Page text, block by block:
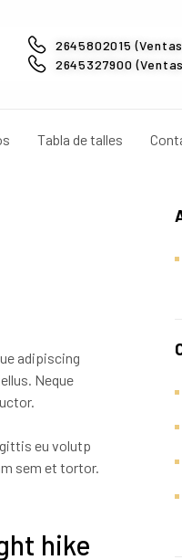
2645802015
2645327900
Tabla de talles
adipiscing
Neque
eu volutp
sem et tortor.
hike